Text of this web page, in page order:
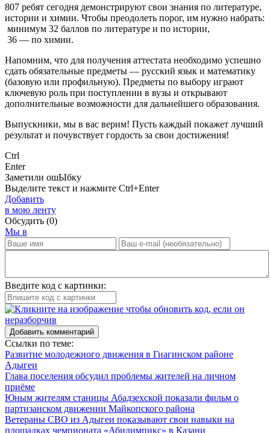
807 ребят сегодня демонстрируют свои знания по литературе,
истории и химии. Чтобы преодолеть порог, им нужно набрать:
минимум 32 баллов по литературе и по истории,
36 — по химии.
Напомним, что для получения аттестата необходимо успешно
сдать обязательные предметы — русский язык и математику
(базовую или профильную). Предметы по выбору играют
ключевую роль при поступлении в вузы и открывают
дополнительные возможности для дальнейшего образования.
Выпускники, мы в вас верим! Пусть каждый покажет лучший
результат и почувствует гордость за свои достижения!
Ctrl
Enter
Заметили ошЫбку
Выделите текст и нажмите Ctrl+Enter
Добавить
в мою ленту
Обсудить (0)
Мы в
Введите код с картинки:
Добавить комментарий
Ссылки по теме:
Развитие молодежного движения в Гиагинском районе
Адыгеи
Глава поселения обсудил проблемы жителей на личном
приёме
Юным жителям станицы Абадзехской показали фильм о
партизанском движении Майкопского района
Ветераны СВО из Адыгеи показывают свои навыки на
площадках чемпионата «Абилимпикс» в Казани